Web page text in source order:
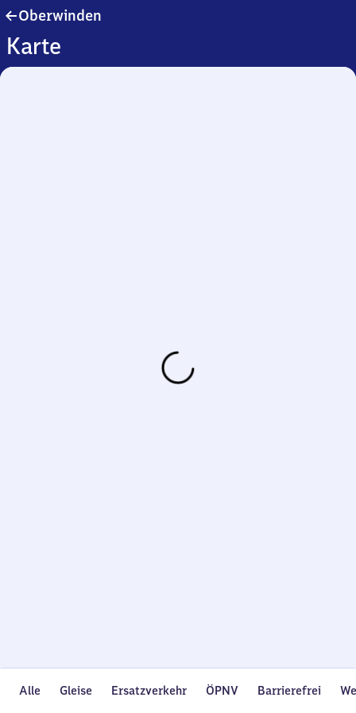
Oberwinden
Karte
Alle Gleise Ersatzverkehr ÖPNV Barrierefrei
Wird